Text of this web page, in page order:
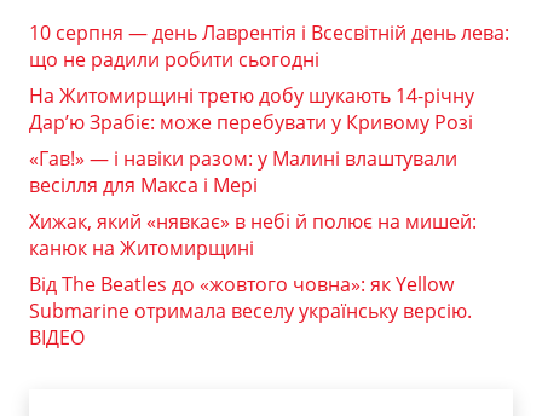
10 серпня — день Лаврентія і Всесвітній день лева:
що не радили робити сьогодні
На Житомирщині третю добу шукають 14-річну
Дар’ю Зрабіє: може перебувати у Кривому Розі
«Гав!» — і навіки разом: у Малині влаштували
весілля для Макса і Мері
Хижак, який «нявкає» в небі й полює на мишей:
канюк на Житомирщині
Від The Beatles до «жовтого човна»: як Yellow
Submarine отримала веселу українську версію.
ВІДЕО